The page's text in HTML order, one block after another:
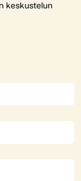
keskustelun